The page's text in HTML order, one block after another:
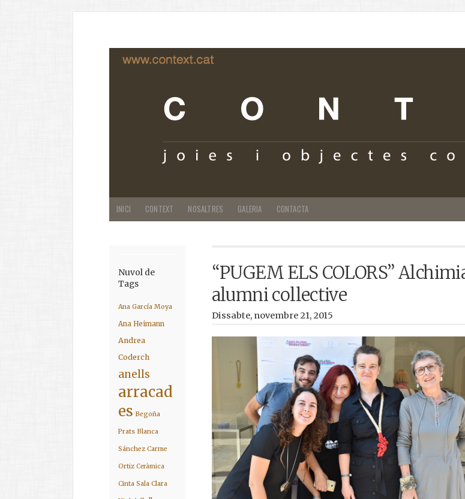
INICI CONTEXT NOSALTRES GALERIA CONTACTA
Nuvol de
Tags
Ana García Moya
Ana Heimann
Andrea
Coderch
anells
arracad
es Begoña
Prats Blanca
Sánchez Carme
Ortiz Ceràmica
Cinta Sala Clara
“PUGEM ELS COLORS”
alumni collective
Dissabte, novembre 21, 2015